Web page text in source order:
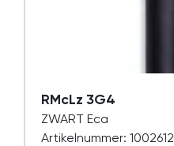
RMcLz 3G4
ZWART Eca
Artikelnummer: 1002612